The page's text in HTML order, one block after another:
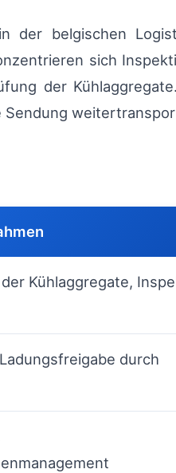
belgischen
sich
der
Sendung
Kühlaggregate,
durch